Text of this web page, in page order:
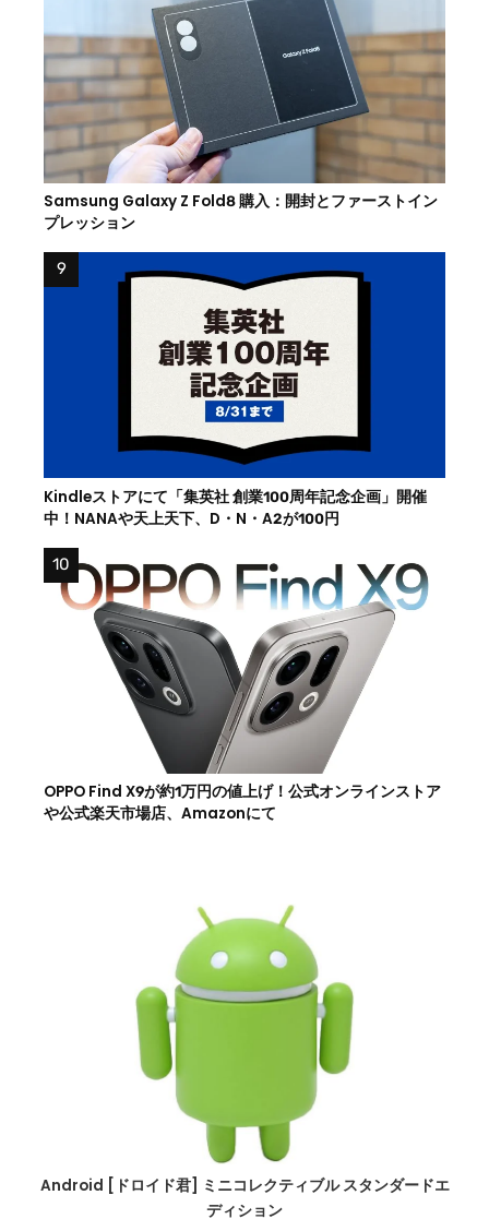
Samsung Galaxy Z Fold8 購入：開封とファーストイン
プレッション
Kindleストアにて「集英社 創業100周年記念企画」開催
中！NANAや天上天下、D・N・A2が100円
OPPO Find X9が約1万円の値上げ！公式オンラインストア
や公式楽天市場店、Amazonにて
Android [ドロイド君] ミニコレクティブル スタンダードエ
ディション